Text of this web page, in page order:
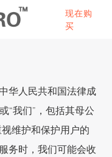
现在购
买
华人民共和国法律成
“我们”，包括其母公
维护和保护用户的
务时，我们可能会收